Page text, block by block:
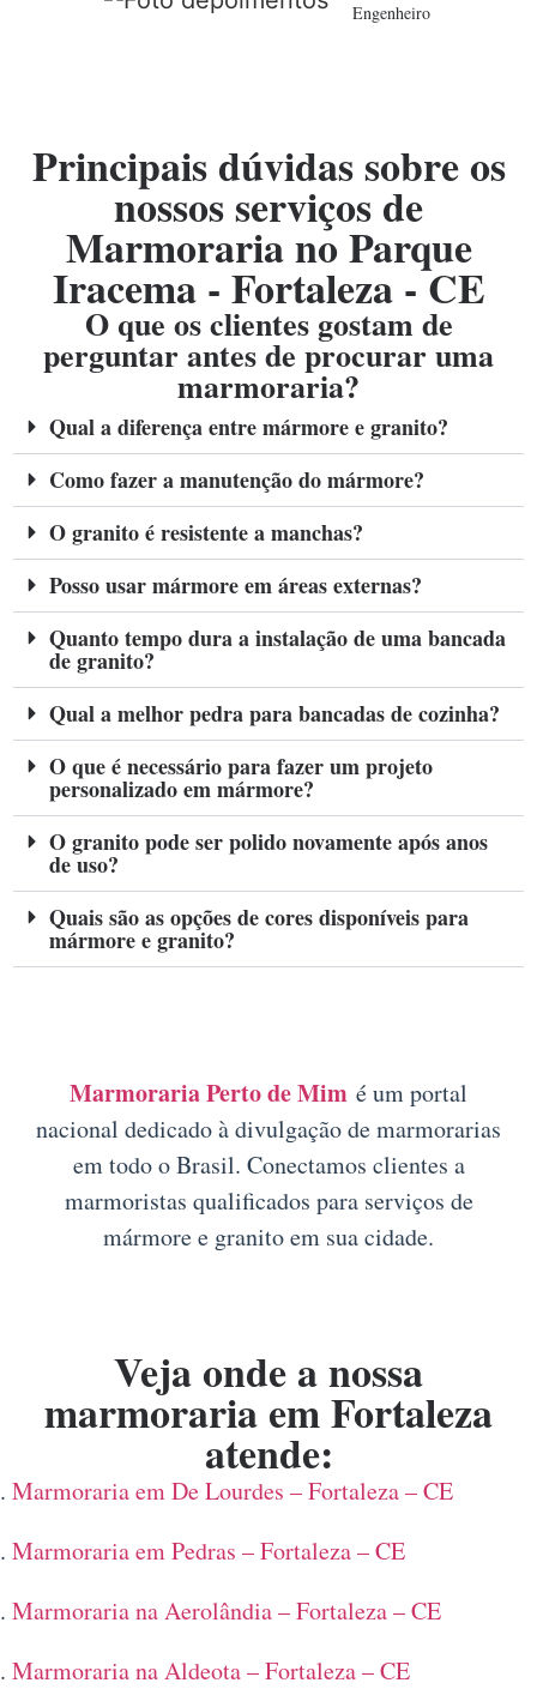
Engenheiro
Principais dúvidas sobre os
nossos serviços de
Marmoraria no Parque
Iracema - Fortaleza - CE
O que os clientes gostam de
perguntar antes de procurar uma
marmoraria?
Qual a diferença entre mármore e granito?
Como fazer a manutenção do mármore?
O granito é resistente a manchas?
Posso usar mármore em áreas externas?
Quanto tempo dura a instalação de uma bancada
de granito?
Qual a melhor pedra para bancadas de cozinha?
O que é necessário para fazer um projeto
personalizado em mármore?
O granito pode ser polido novamente após anos
de uso?
Quais são as opções de cores disponíveis para
mármore e granito?
Marmoraria Perto de Mim é um portal
nacional dedicado à divulgação de marmorarias
em todo o Brasil. Conectamos clientes a
marmoristas qualificados para serviços de
mármore e granito em sua cidade.
Veja onde a nossa
marmoraria em Fortaleza
atende:
Marmoraria em De Lourdes – Fortaleza – CE
Marmoraria em Pedras – Fortaleza – CE
Marmoraria na Aerolândia – Fortaleza – CE
Marmoraria na Aldeota – Fortaleza – CE